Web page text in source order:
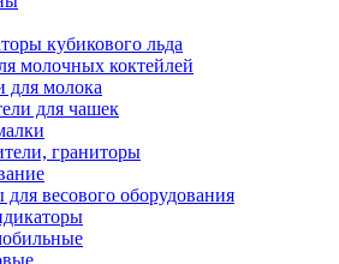
кубикового льда
молочных коктейлей
для молока
для чашек
граниторы
для весового оборудования